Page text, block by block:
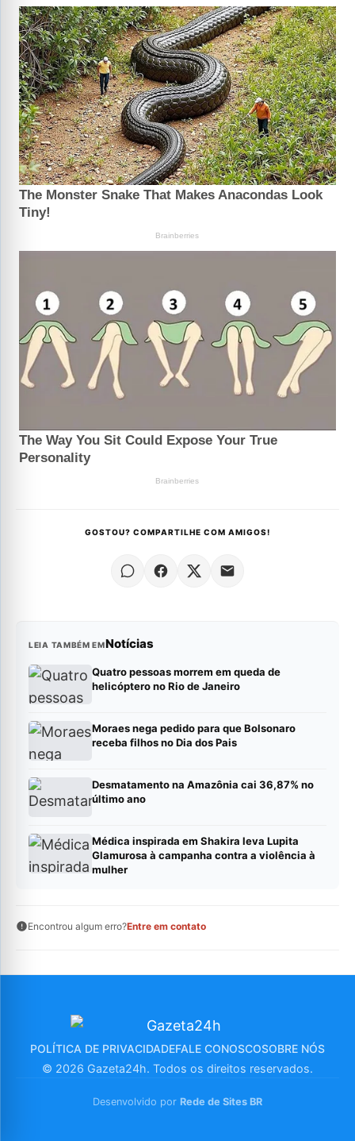
GOSTOU? COMPARTILHE COM AMIGOS!
LEIA TAMBÉM EMNotícias
Quatro pessoas morrem em queda de
helicóptero no Rio de Janeiro
Moraes nega pedido para que Bolsonaro
receba filhos no Dia dos Pais
Desmatamento na Amazônia cai 36,87% no
último ano
Médica inspirada em Shakira leva Lupita
Glamurosa à campanha contra a violência à
mulher
Encontrou algum erro?Entre em contato
POLÍTICA DE PRIVACIDADEFALE CONOSCOSOBRE NÓS
© 2026 Gazeta24h. Todos os direitos reservados.
Desenvolvido por Rede de Sites BR